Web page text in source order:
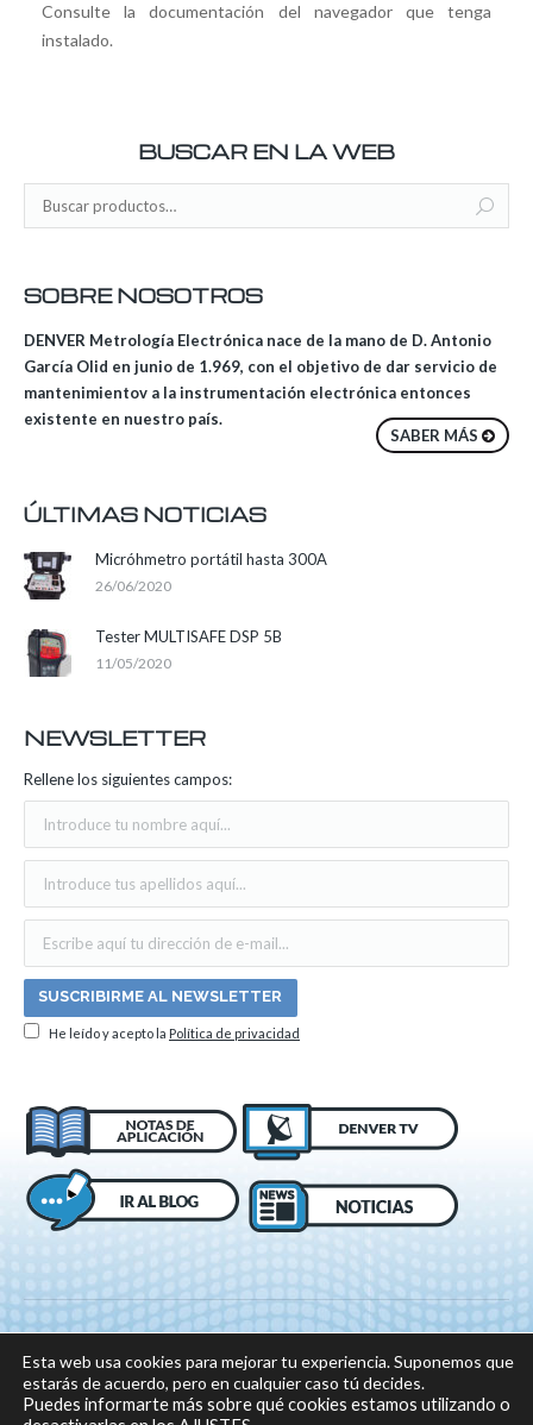
Consulte la documentación del navegador que tenga
instalado.
BUSCAR EN LA WEB
SOBRE NOSOTROS
DENVER Metrología Electrónica nace de la mano de D. Antonio
García Olid en junio de 1.969, con el objetivo de dar servicio de
mantenimientov a la instrumentación electrónica entonces
existente en nuestro país.
SABER MÁS
ÚLTIMAS NOTICIAS
Micróhmetro portátil hasta 300A
26/06/2020
Tester MULTISAFE DSP 5B
11/05/2020
NEWSLETTER
Rellene los siguientes campos:
He leído y acepto la Política de privacidad
Esta web usa cookies para mejorar tu experiencia. Suponemos que
estarás de acuerdo, pero en cualquier caso tú decides.
Puedes informarte más sobre qué cookies estamos utilizando o